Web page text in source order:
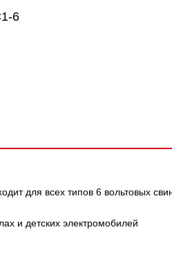
6
для всех типов 6 вольтовых
и детских электромобилей